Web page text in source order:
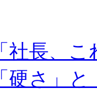
社長、こ
硬さ」と